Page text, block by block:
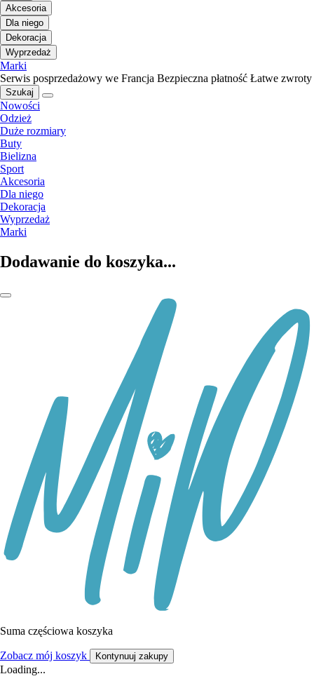
Akcesoria
Dla niego
Dekoracja
Wyprzedaż
Marki
Serwis posprzedażowy we Francja Bezpieczna płatność Łatwe zwroty
Szukaj
Nowości
Odzież
Duże rozmiary
Buty
Bielizna
Sport
Akcesoria
Dla niego
Dekoracja
Wyprzedaż
Marki
Dodawanie do koszyka...
Suma częściowa koszyka
Zobacz mój koszyk Kontynuuj zakupy
Loading...